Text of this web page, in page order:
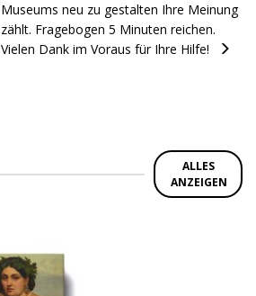
Museums neu zu gestalten Ihre Meinung
zählt. Fragebogen 5 Minuten reichen.
Vielen Dank im Voraus für Ihre Hilfe!
ALLES
ANZEIGEN